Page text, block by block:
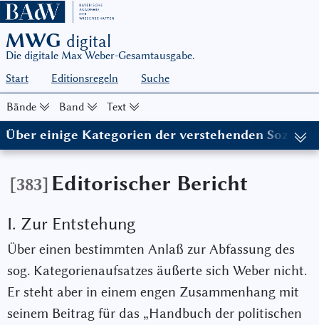
MWG digital
Die digitale Max Weber-Gesamtausgabe.
Start
Editionsregeln Suche
Bände Band Text
Über einige Kategorien der verstehenden
(in: MWG I/12, hg. von Johannes Weiß in Zusammenarbeit mit
[383] Editorischer Bericht
I. Zur Entstehung
Über einen bestimmten Anlaß zur Abfassung des
sog. Kategorienaufsatzes äußerte sich Weber nicht.
Er steht aber in einem engen Zusammenhang mit
seinem Beitrag für das „Handbuch der politischen